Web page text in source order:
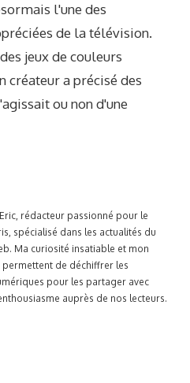
l'une des
de la télévision.
jeux de couleurs
a précisé des
ou non d'une
rédacteur passionné pour le
spécialisé dans les actualités du
Ma curiosité insatiable et mon
permettent de déchiffrer les
pour les partager avec
auprès de nos lecteurs.